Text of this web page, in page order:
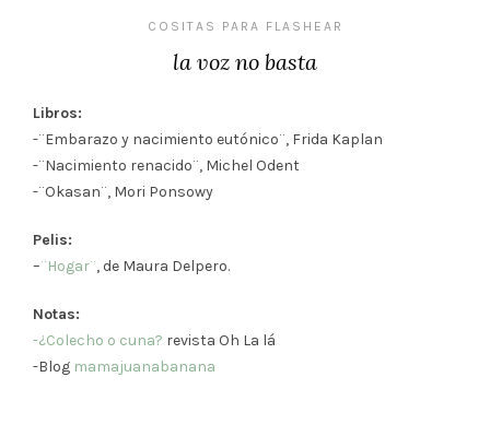
COSITAS PARA FLASHEAR
la voz no basta
Libros:
-¨Embarazo y nacimiento eutónico¨, Frida Kaplan
-¨Nacimiento renacido¨, Michel Odent
-¨Okasan¨, Mori Ponsowy
Pelis:
–¨Hogar¨, de Maura Delpero.
Notas:
-¿Colecho o cuna? revista Oh La lá
-Blog mamajuanabanana